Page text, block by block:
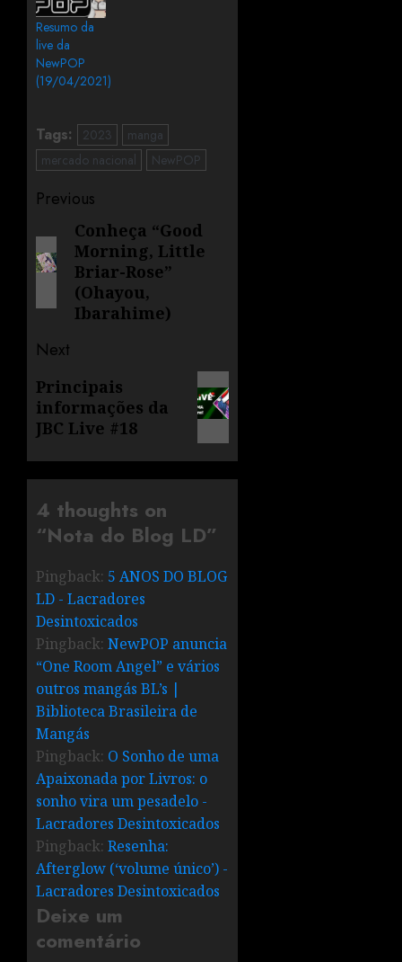
Resumo da
live da
NewPOP
(19/04/2021)
Tags: 2023
manga
mercado nacional
NewPOP
Previous
Conheça “Good
Morning, Little
Briar-Rose”
(Ohayou,
Ibarahime)
Next
Principais
informações da
JBC Live #18
4 thoughts on
“Nota do Blog LD”
Pingback: 5 ANOS DO BLOG
LD - Lacradores
Desintoxicados
Pingback: NewPOP anuncia
“One Room Angel” e vários
outros mangás BL’s |
Biblioteca Brasileira de
Mangás
Pingback: O Sonho de uma
Apaixonada por Livros: o
sonho vira um pesadelo -
Lacradores Desintoxicados
Pingback: Resenha:
Afterglow (‘volume único’) -
Lacradores Desintoxicados
Deixe um
comentário